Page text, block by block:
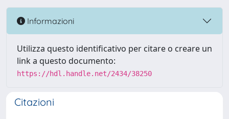
Informazioni
Utilizza questo identificativo per citare o creare un
link a questo documento:
https://hdl.handle.net/2434/38250
Citazioni